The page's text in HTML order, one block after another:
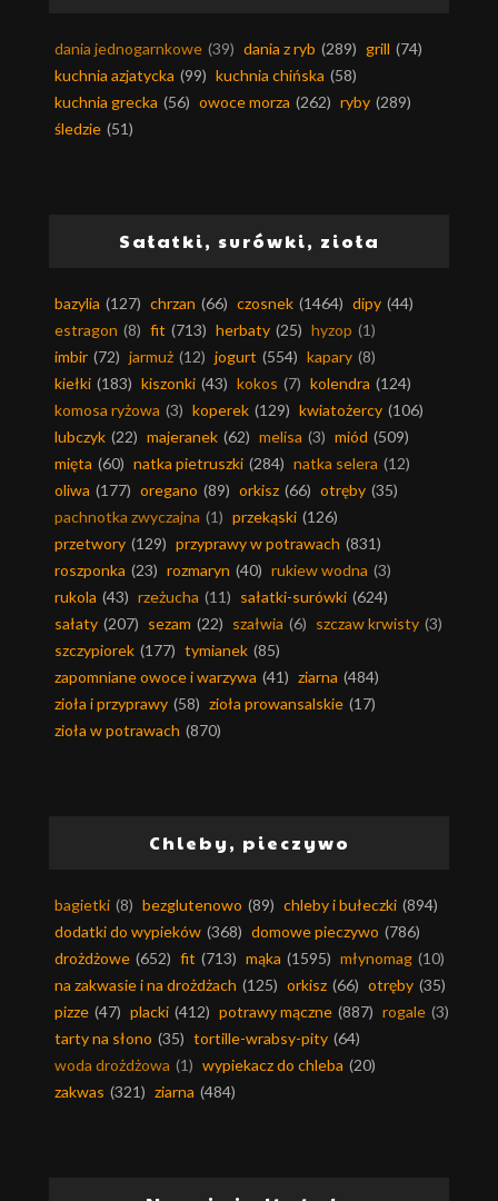
dania jednogarnkowe (39) dania z ryb (289) grill (74)
kuchnia azjatycka (99) kuchnia chińska (58)
kuchnia grecka (56) owoce morza (262) ryby (289)
śledzie (51)
Sałatki, surówki, zioła
bazylia (127) chrzan (66) czosnek (1464) dipy (44)
estragon (8) fit (713) herbaty (25) hyzop (1)
imbir (72) jarmuż (12) jogurt (554) kapary (8)
kiełki (183) kiszonki (43) kokos (7) kolendra (124)
komosa ryżowa (3) koperek (129) kwiatożercy (106)
lubczyk (22) majeranek (62) melisa (3) miód (509)
mięta (60) natka pietruszki (284) natka selera (12)
oliwa (177) oregano (89) orkisz (66) otręby (35)
pachnotka zwyczajna (1) przekąski (126)
przetwory (129) przyprawy w potrawach (831)
roszponka (23) rozmaryn (40) rukiew wodna (3)
rukola (43) rzeżucha (11) sałatki-surówki (624)
sałaty (207) sezam (22) szałwia (6) szczaw krwisty (3)
szczypiorek (177) tymianek (85)
zapomniane owoce i warzywa (41) ziarna (484)
zioła i przyprawy (58) zioła prowansalskie (17)
zioła w potrawach (870)
Chleby, pieczywo
bagietki (8) bezglutenowo (89) chleby i bułeczki (894)
dodatki do wypieków (368) domowe pieczywo (786)
drożdżowe (652) fit (713) mąka (1595) młynomag (10)
na zakwasie i na drożdżach (125) orkisz (66) otręby (35)
pizze (47) placki (412) potrawy mączne (887) rogale (3)
tarty na słono (35) tortille-wrabsy-pity (64)
woda drożdżowa (1) wypiekacz do chleba (20)
zakwas (321) ziarna (484)